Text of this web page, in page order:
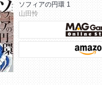
ソフィアの円環 1
山田怜